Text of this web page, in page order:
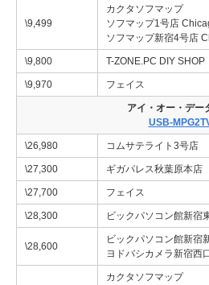
\9,499
カクタソフマップ
ソフマップ1号店
ソフマップ新宿4号店
\9,800 T-ZONE.PC DIY SHOP
\9,970 フェイス
アイ・オー・デー
USB-
\26,980 コムサテライト3号店
\27,300 ギガパレス秋葉原本店
\27,700 フェイス
\28,300 ビックパソコン館新宿
\28,600
ビックパソコン館新宿
ヨドバシカメラ新宿西
カクタソフマップ